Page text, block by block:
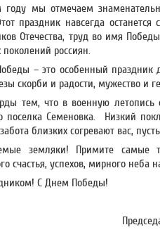
году мы отмечаем
праздник навсегда
Отечества, труд во имя
поколений россиян.
– это особенный праздник
скорби и радости, мужество и
тем, что в военную
поселка Семеновка. Низкий
близких согревают вас,
земляки! Примите
счастья, успехов, мирного неба
С Днем Победы!